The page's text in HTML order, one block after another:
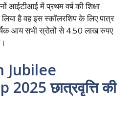
आईटीआई में प्रथम वर्ष की शिक्षा
है वह इस स्कॉलरशिप के लिए पात्र
आय सभी स्रोतों से 4.50 लाख रुपए
Jubilee
छात्रवृत्ति की